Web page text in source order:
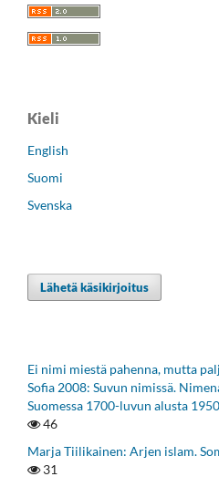
Kieli
English
Suomi
Svenska
Lähetä käsikirjoitus
Ei nimi miestä pahenna, mutta
Sofia 2008: Suvun nimissä.
Suomessa 1700-luvun alusta
46
Marja Tiilikainen: Arjen islam.
31